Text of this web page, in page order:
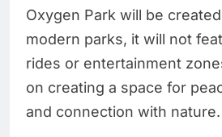
Oxygen Park will be
modern parks, it will not
rides or entertainment
on creating a space for
and connection with nature.